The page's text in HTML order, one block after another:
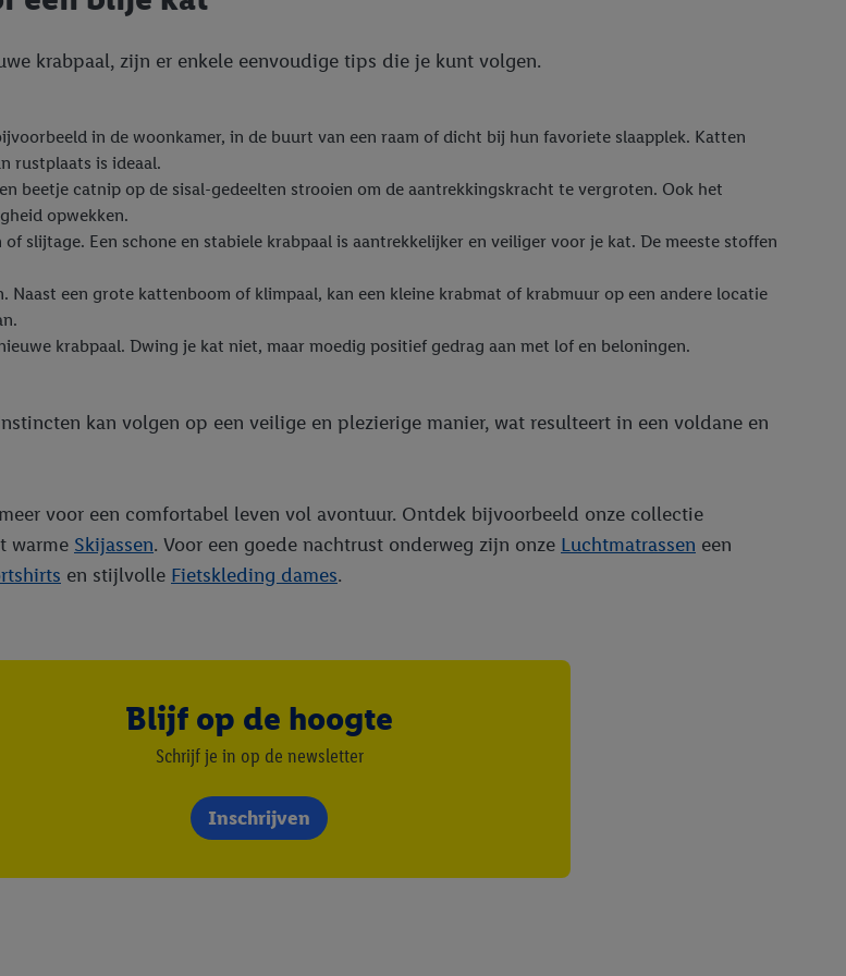
krabpaal, zijn er enkele eenvoudige tips die je kunt volgen.
in de woonkamer, in de buurt van een raam of dicht bij hun favoriete slaapplek. Katten
rustplaats is ideaal.
beetje catnip op de sisal-gedeelten strooien om de aantrekkingskracht te vergroten. Ook het
opwekken.
slijtage. Een schone en stabiele krabpaal is aantrekkelijker en veiliger voor je kat. De meeste stoffen
Naast een grote kattenboom of klimpaal, kan een kleine krabmat of krabmuur op een andere locatie
krabpaal. Dwing je kat niet, maar moedig positief gedrag aan met lof en beloningen.
kan volgen op een veilige en plezierige manier, wat resulteert in een voldane en
voor een comfortabel leven vol avontuur. Ontdek bijvoorbeeld onze collectie
warme Skijassen. Voor een goede nachtrust onderweg zijn onze Luchtmatrassen een
en stijlvolle Fietskleding dames.
Blijf op de hoogte
Schrijf je in op de newsletter
Inschrijven